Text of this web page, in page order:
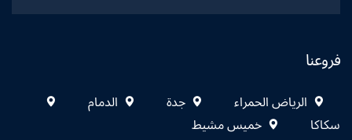
فروعنا
الرياض الحمراء جدة
الدمام
سكاكا
خميس مشيط